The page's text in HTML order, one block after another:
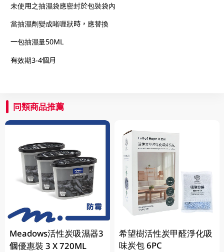
未使用之抽濕袋應密封於包裝袋內
當抽濕劑變成啫喱狀時，應替換
一包抽濕量50ML
有效期3-4個月
同類商品推薦
Meadows活性炭吸濕器3
個優惠裝 3 X 720ML
希望樹活性炭甲醛淨化吸
味炭包 6PC